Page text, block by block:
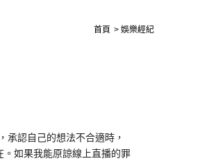
首頁 娛樂經紀
承認自己的想法不合適時，
如果我能原諒線上直播的罪